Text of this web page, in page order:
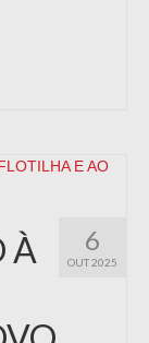
6
OUT 2025
À